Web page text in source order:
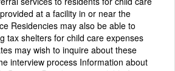
at a facility in or near the
Residencies may also be able to
tax shelters for child care expenses
may wish to inquire about these
interview process Information about